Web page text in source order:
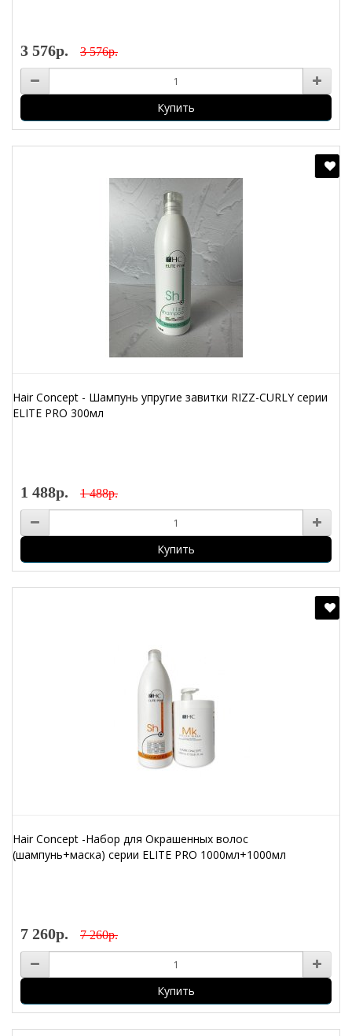
3 576р. 3 576р.
Купить
Hair Concept - Шампунь упругие завитки RIZZ-CURLY серии
ELITE PRO 300мл
1 488р. 1 488р.
Купить
Hair Concept -Набор для Окрашенных волос
(шампунь+маска) серии ELITE PRO 1000мл+1000мл
7 260р. 7 260р.
Купить